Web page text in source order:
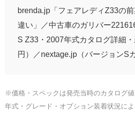
brenda.jp「フェアレディZ33の
違い」／中古車のガリバー
S Z33・2007年式カタログ詳細
円）／nextage.jp（バージョンS
※価格・スペックは発売当時のカタログ値
年式・グレード・オプション装着状況に